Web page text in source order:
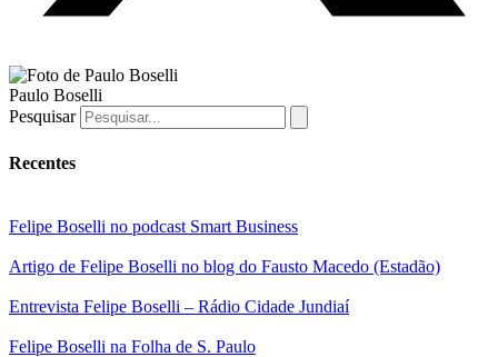
Paulo Boselli
Pesquisar
Recentes
Felipe Boselli no podcast Smart Business
Artigo de Felipe Boselli no blog do Fausto Macedo (Estadão)
Entrevista Felipe Boselli – Rádio Cidade Jundiaí
Felipe Boselli na Folha de S. Paulo